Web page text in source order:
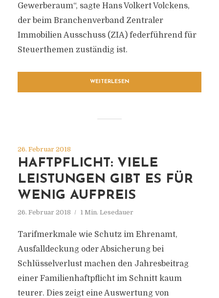
Gewerberaum“, sagte Hans Volkert Volckens,
der beim Branchenverband Zentraler
Immobilien Ausschuss (ZIA) federführend für
Steuerthemen zuständig ist.
WEITERLESEN
26. Februar 2018
HAFTPFLICHT: VIELE
LEISTUNGEN GIBT ES FÜR
WENIG AUFPREIS
26. Februar 2018 1 Min. Lesedauer
Tarifmerkmale wie Schutz im Ehrenamt,
Ausfalldeckung oder Absicherung bei
Schlüsselverlust machen den Jahresbeitrag
einer Familienhaftpflicht im Schnitt kaum
teurer. Dies zeigt eine Auswertung von